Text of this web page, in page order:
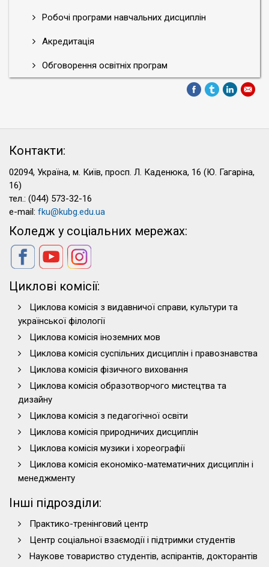
Робочі програми навчальних дисциплін
Акредитація
Обговорення освітніх програм
Контакти:
02094, Україна, м. Київ, просп. Л. Каденюка, 16 (Ю. Гагаріна,
16)
тел.: (044) 573-32-16
e-mail: fku@kubg.edu.ua
Коледж у соціальних мережах:
Циклові комісії:
Циклова комісія з видавничої справи, культури та
української філології
Циклова комісія іноземних мов
Циклова комісія суспільних дисциплін і правознавства
Циклова комісія фізичного виховання
Циклова комісія образотворчого мистецтва та
дизайну
Циклова комісія з педагогічної освіти
Циклова комісія природничих дисциплін
Циклова комісія музики і хореографії
Циклова комісія економіко-математичних дисциплін і
менеджменту
Інші підрозділи:
Практико-тренінговий центр
Центр соціальної взаємодії і підтримки студентів
Наукове товариство студентів, аспірантів, докторантів